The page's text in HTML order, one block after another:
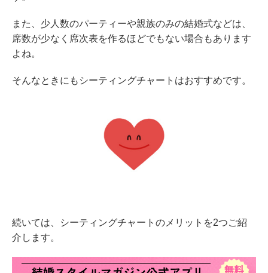
また、少人数のパーティーや親族のみの結婚式などは、
席数が少なく席次表を作るほどでもない場合もあります
よね。
そんなときにもシーティングチャートはおすすめです。
続いては、シーティングチャートのメリットを2つご紹
介します。